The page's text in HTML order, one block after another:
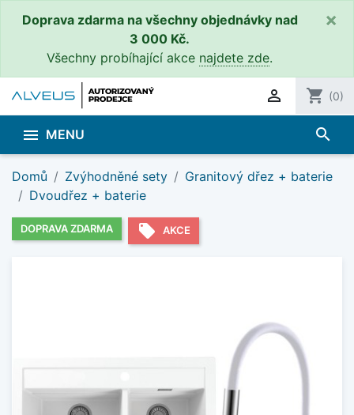
Doprava zdarma na všechny objednávky nad
3 000 Kč.
Všechny probíhající akce najdete zde.
×
 shopping_cart (0)
 MENU search
Domů Zvýhodněné sety
Granitový dřez + baterie
Dvoudřez + baterie
DOPRAVA ZDARMA local_offer AKCE